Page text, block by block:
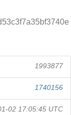
1993877
1740156
02 17:05:45 UTC